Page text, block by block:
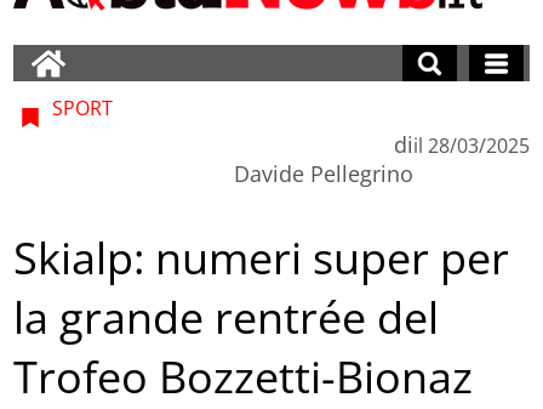
SPORT
di
Davide Pellegrino
il 28/03/2025
Skialp: numeri super per
la grande rentrée del
Trofeo Bozzetti-Bionaz